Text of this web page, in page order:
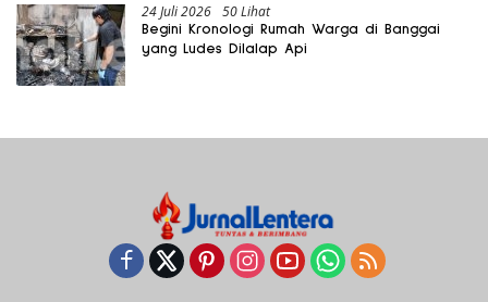
24 Juli 2026 50 Lihat
Begini Kronologi Rumah Warga di Banggai
yang Ludes Dilalap Api